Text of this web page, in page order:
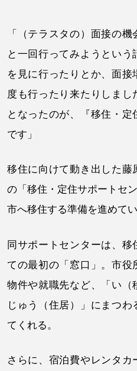
「（テラスタの）面接の
と一回行ってみようとい
を見に行ったりとか、面
度も行ったり来たりしまし
となったのが、『移住・
です」
移住に向けて動き出した藤
の「移住・定住サポートセ
市へ移住する準備を進めてい
同サポートセンターは、
ての最初の「窓口」。市
物件や就職先など、「い（
じゅう（住居）」にまつ
てくれる。
さらに、宿泊費やレンタ